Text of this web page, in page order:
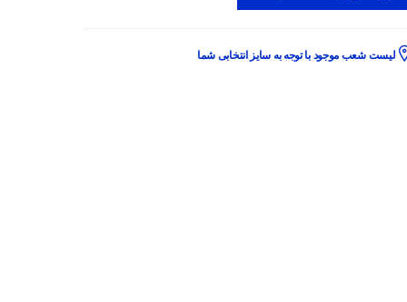
لیست شعب موجود با توجه به سایز انتخابی شما